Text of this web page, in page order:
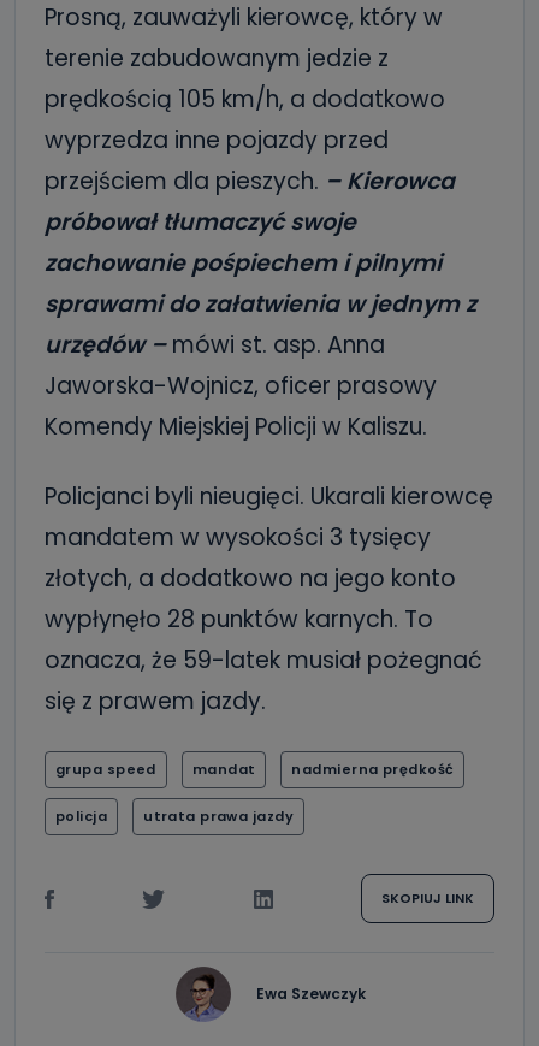
Prosną, zauważyli kierowcę, który w
terenie zabudowanym jedzie z
prędkością 105 km/h, a dodatkowo
wyprzedza inne pojazdy przed
przejściem dla pieszych. – Kierowca
próbował tłumaczyć swoje
zachowanie pośpiechem i pilnymi
sprawami do załatwienia w jednym z
urzędów –mówi st. asp. Anna
Jaworska-Wojnicz, oficer prasowy
Komendy Miejskiej Policji w Kaliszu.
Policjanci byli nieugięci. Ukarali kierowcę
mandatem w wysokości 3 tysięcy
złotych, a dodatkowo na jego konto
wypłynęło 28 punktów karnych. To
oznacza, że 59-latek musiał pożegnać
się z prawem jazdy.
grupa speed mandat nadmierna prędkość
policja utrata prawa jazdy
SKOPIUJ LINK
Ewa Szewczyk